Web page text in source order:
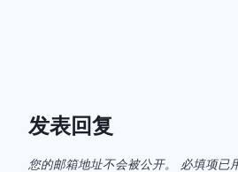
发表回复
您的邮箱地址不会被公开。 必填项已